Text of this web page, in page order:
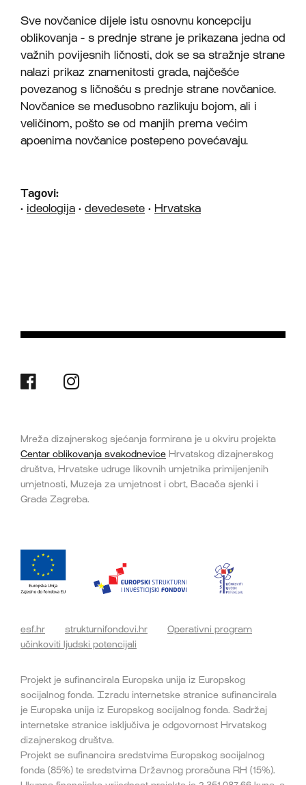
Sve novčanice dijele istu osnovnu koncepciju
oblikovanja - s prednje strane je prikazana jedna od
važnih povijesnih ličnosti, dok se sa stražnje strane
nalazi prikaz znamenitosti grada, najčešće
povezanog s ličnošću s prednje strane novčanice.
Novčanice se međusobno razlikuju bojom, ali i
veličinom, pošto se od manjih prema većim
apoenima novčanice postepeno povećavaju.
Tagovi:
• ideologija • devedesete • Hrvatska
Mreža dizajnerskog sjećanja formirana je u okviru projekta
Centar oblikovanja svakodnevice Hrvatskog dizajnerskog
društva, Hrvatske udruge likovnih umjetnika primijenjenih
umjetnosti, Muzeja za umjetnost i obrt, Bacača sjenki i
Grada Zagreba.
esf.hr strukturnifondovi.hr
Operativni program
učinkoviti ljudski potencijali
Projekt je sufinancirala Europska unija iz Europskog
socijalnog fonda. Izradu internetske stranice sufinancirala
je Europska unija iz Europskog socijalnog fonda. Sadržaj
internetske stranice isključiva je odgovornost Hrvatskog
dizajnerskog društva.
Projekt se sufinancira sredstvima Europskog socijalnog
fonda (85%) te sredstvima Državnog proračuna RH (15%).